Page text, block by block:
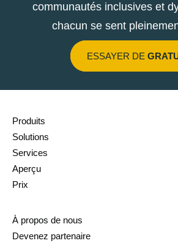
communautés inclusives et
chacun se sent
ESSAYER DE
Produits
Solutions
Services
Aperçu
Prix
À propos de nous
Devenez partenaire